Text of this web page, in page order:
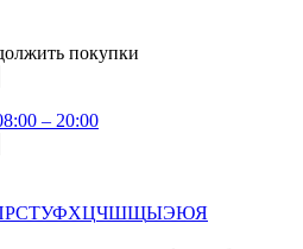
покупки
– 20:00
РСТУФХЦЧШЩЫЭЮЯ